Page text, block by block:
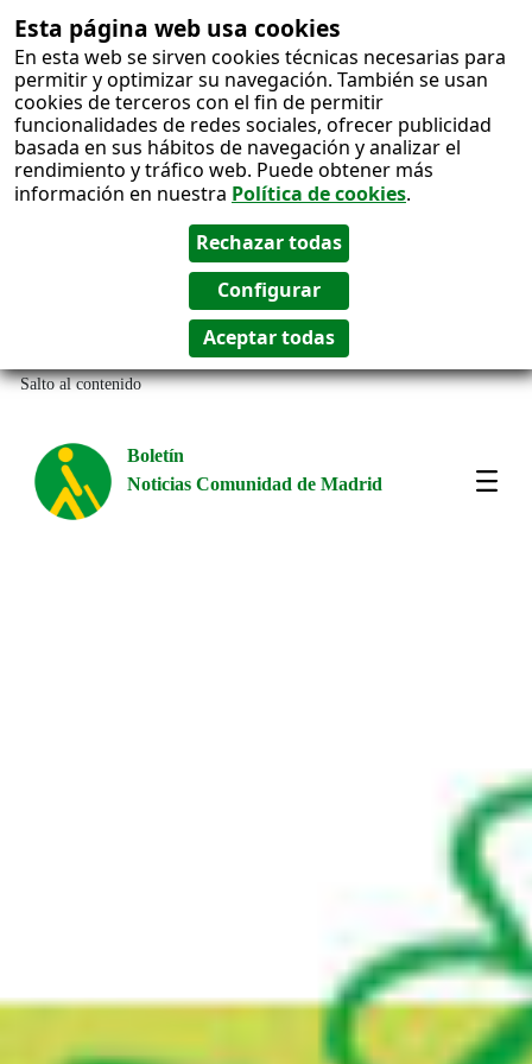
Esta página web usa cookies
En esta web se sirven cookies técnicas necesarias para
permitir y optimizar su navegación. También se usan
cookies de terceros con el fin de permitir
funcionalidades de redes sociales, ofrecer publicidad
basada en sus hábitos de navegación y analizar el
rendimiento y tráfico web. Puede obtener más
información en nuestra Política de cookies.
Salto al contenido
Boletín
Noticias Comunidad de Madrid